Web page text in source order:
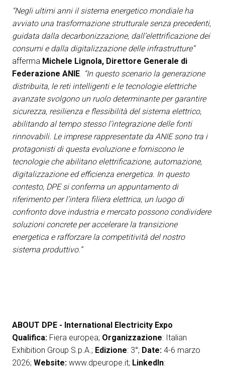
“Negli ultimi anni il sistema energetico mondiale ha
avviato una trasformazione strutturale senza precedenti,
guidata dalla decarbonizzazione, dall’elettrificazione dei
consumi e dalla digitalizzazione delle infrastrutture”
afferma Michele Lignola, Direttore Generale di
Federazione ANIE. “In questo scenario la generazione
distribuita, le reti intelligenti e le tecnologie elettriche
avanzate svolgono un ruolo determinante per garantire
sicurezza, resilienza e flessibilità del sistema elettrico,
abilitando al tempo stesso l’integrazione delle fonti
rinnovabili. Le imprese rappresentate da ANIE sono tra i
protagonisti di questa evoluzione e forniscono le
tecnologie che abilitano elettrificazione, automazione,
digitalizzazione ed efficienza energetica. In questo
contesto, DPE si conferma un appuntamento di
riferimento per l’intera filiera elettrica, un luogo di
confronto dove industria e mercato possono condividere
soluzioni concrete per accelerare la transizione
energetica e rafforzare la competitività del nostro
sistema produttivo.”
ABOUT DPE - International Electricity Expo
Qualifica: Fiera europea; Organizzazione: Italian
Exhibition Group S.p.A.; Edizione: 3°; Date: 4-6 marzo
2026; Website: www.dpeurope.it; LinkedIn: